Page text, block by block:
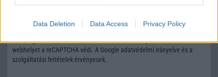
Data Deletion Data Access Privacy Policy
Feliratkozás a Telefonguru ingyenes hírlevelére
Elfogadom azAdatvédelmi és Adatkezelési TájékoztatótEzt a
webhelyet a reCAPTCHA védi. A Google adatvédelmi irányelve és a
szolgáltatási feltételek érvényesek.